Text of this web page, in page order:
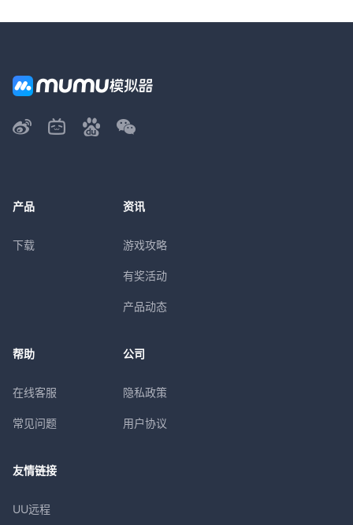
产品
下载
资讯
游戏攻略
有奖活动
产品动态
帮助
在线客服
常见问题
公司
隐私政策
用户协议
友情链接
UU远程